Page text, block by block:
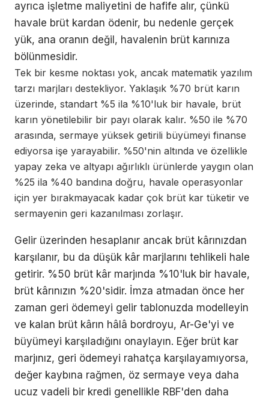
ayrıca işletme maliyetini de hafife alır, çünkü
havale brüt kardan ödenir, bu nedenle gerçek
yük, ana oranın değil, havalenin brüt karınıza
bölünmesidir.
Tek bir kesme noktası yok, ancak matematik yazılım
tarzı marjları destekliyor. Yaklaşık %70 brüt karın
üzerinde, standart %5 ila %10'luk bir havale, brüt
karın yönetilebilir bir payı olarak kalır. %50 ile %70
arasında, sermaye yüksek getirili büyümeyi finanse
ediyorsa işe yarayabilir. %50'nin altında ve özellikle
yapay zeka ve altyapı ağırlıklı ürünlerde yaygın olan
%25 ila %40 bandına doğru, havale operasyonlar
için yer bırakmayacak kadar çok brüt kar tüketir ve
sermayenin geri kazanılması zorlaşır.
Gelir üzerinden hesaplanır ancak brüt kârınızdan
karşılanır, bu da düşük kâr marjlarını tehlikeli hale
getirir. %50 brüt kâr marjında %10'luk bir havale,
brüt kârınızın %20'sidir. İmza atmadan önce her
zaman geri ödemeyi gelir tablonuzda modelleyin
ve kalan brüt kârın hâlâ bordroyu, Ar-Ge'yi ve
büyümeyi karşıladığını onaylayın. Eğer brüt kar
marjınız, geri ödemeyi rahatça karşılayamıyorsa,
değer kaybına rağmen, öz sermaye veya daha
ucuz vadeli bir kredi genellikle RBF'den daha